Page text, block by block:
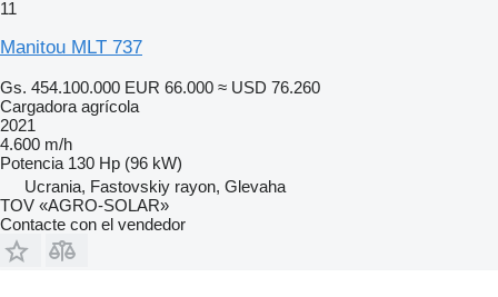
11
Manitou MLT 737
Gs. 454.100.000 EUR 66.000 ≈ USD 76.260
Cargadora agrícola
2021
4.600 m/h
Potencia 130 Hp (96 kW)
Ucrania, Fastovskiy rayon, Glevaha
TOV «AGRO-SOLAR»
Contacte con el vendedor